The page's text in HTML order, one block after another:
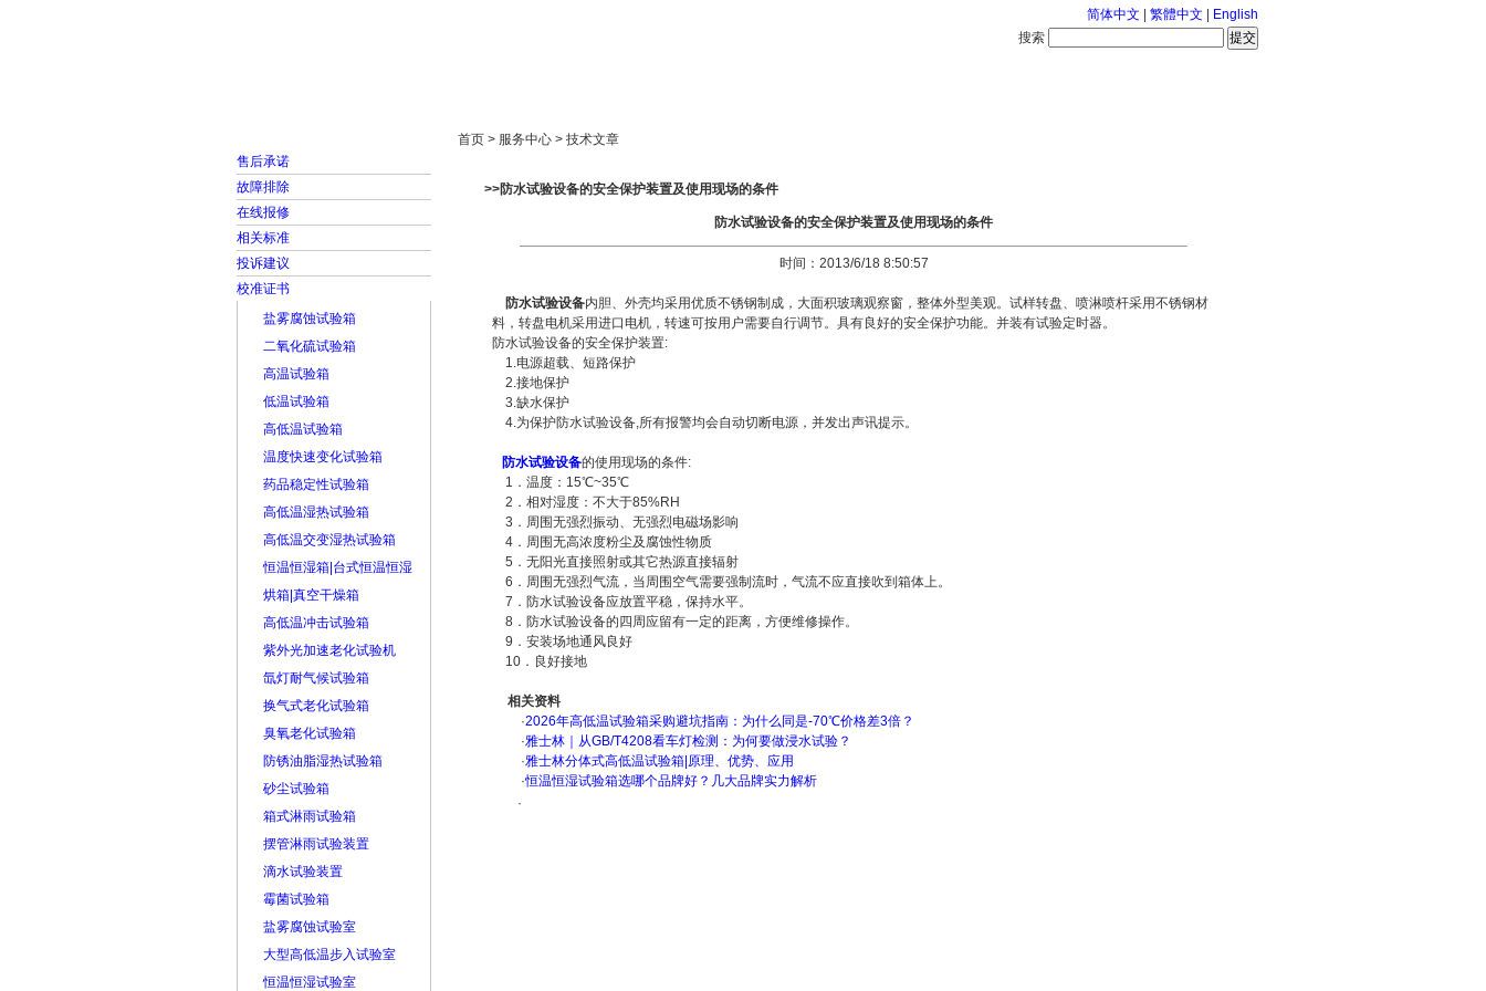
简体中文 繁體中文
English
搜索
售后承诺
故障排除
在线报修
相关标准
投诉建议
校准证书
盐雾腐蚀试验箱
二氧化硫试验箱
高温试验箱
低温试验箱
高低温试验箱
温度快速变化试验箱
药品稳定性试验箱
高低温湿热试验箱
高低温交变湿热试验箱
恒温恒湿箱|台式恒温恒湿
烘箱|真空干燥箱
高低温冲击试验箱
紫外光加速老化试验机
氙灯耐气候试验箱
换气式老化试验箱
臭氧老化试验箱
防锈油脂湿热试验箱
砂尘试验箱
箱式淋雨试验箱
摆管淋雨试验装置
滴水试验装置
霉菌试验箱
盐雾腐蚀试验室
大型高低温步入试验室
恒温恒湿试验室
首页 > 服务中心 > 技术文章
>>防水试验设备的安全保护装置及使用现场的条件
防水试验设备的安全保护装置及使用现场的条件
时间：2013/6/18 8:50:57
防水试验设备内胆、外壳均采用优质不锈钢制成，大面积玻璃观察窗，整体外型美观。试样转盘、喷淋喷杆采用不锈钢材
料，转盘电机采用进口电机，转速可按用户需要自行调节。具有良好的安全保护功能。并装有试验定时器。
防水试验设备的安全保护装置:
1.电源超载、短路保护
2.接地保护
3.缺水保护
4.为保护防水试验设备,所有报警均会自动切断电源，并发出声讯提示。
防水试验设备的使用现场的条件:
1．温度：15℃~35℃
2．相对湿度：不大于85%RH
3．周围无强烈振动、无强烈电磁场影响
4．周围无高浓度粉尘及腐蚀性物质
5．无阳光直接照射或其它热源直接辐射
6．周围无强烈气流，当周围空气需要强制流时，气流不应直接吹到箱体上。
7．防水试验设备应放置平稳，保持水平。
8．防水试验设备的四周应留有一定的距离，方便维修操作。
9．安装场地通风良好
10．良好接地
相关资料
·2026年高低温试验箱采购避坑指南：为什么同是-70℃价格差3倍？
·雅士林｜从GB/T4208看车灯检测：为何要做浸水试验？
·雅士林分体式高低温试验箱|原理、优势、应用
·恒温恒湿试验箱选哪个品牌好？几大品牌实力解析
·